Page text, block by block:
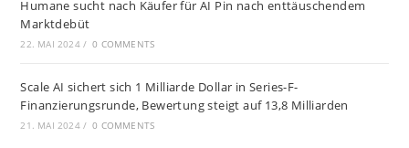
Humane sucht nach Käufer für AI Pin nach enttäuschendem
Marktdebüt
22. MAI 2024 / 0 COMMENTS
Scale AI sichert sich 1 Milliarde Dollar in Series-F-
Finanzierungsrunde, Bewertung steigt auf 13,8 Milliarden
21. MAI 2024 / 0 COMMENTS